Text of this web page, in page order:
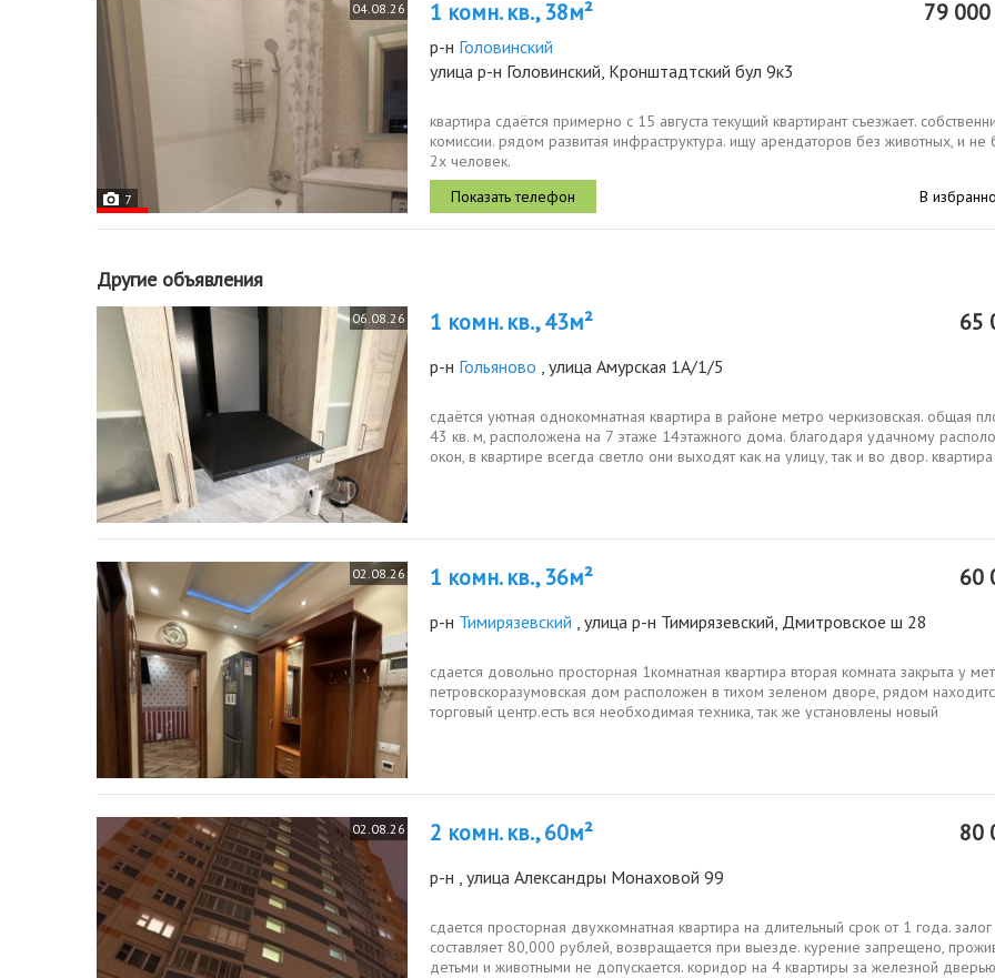
04.08.26
7
1 комн. кв., 38м² 79 000
р-н Головинский
улица р-н Головинский, Кронштадтский бул 9к3
квартира сдаётся примерно с 15 августа текущий квартирант съезжает.
комиссии. рядом развитая инфраструктура. ищу арендаторов без животных, и не
2х человек.
В
Другие объявления
06.08.26 1 комн. кв., 43м² 65
р-н Гольяново , улица Амурская 1А/1/5
сдаётся уютная однокомнатная квартира в районе метро черкизовская. общая
43 кв. м, расположена на 7 этаже 14этажного дома. благодаря удачному
окон, в квартире всегда светло они выходят как на улицу, так и во двор. квартира
02.08.26 1 комн. кв., 36м² 60
р-н Тимирязевский , улица р-н Тимирязевский, Дмитровское ш 28
сдается довольно просторная 1комнатная квартира вторая комната закрыта у
петровскоразумовская дом расположен в тихом зеленом дворе, рядом
торговый центр.есть вся необходимая техника, так же установлены новый
02.08.26 2 комн. кв., 60м² 80
р-н , улица Александры Монаховой 99
сдается просторная двухкомнатная квартира на длительный срок от 1 года. залог
составляет 80,000 рублей, возвращается при выезде. курение запрещено,
детьми и животными не допускается. коридор на 4 квартиры за железной